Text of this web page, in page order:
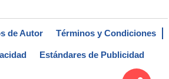
de Autor Términos y Condiciones
Estándares de Publicidad